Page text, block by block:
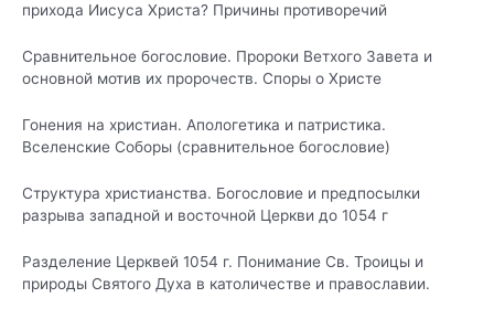
прихода Иисуса Христа? Причины противоречий
Сравнительное богословие. Пророки Ветхого Завета и
основной мотив их пророчеств. Споры о Христе
Гонения на христиан. Апологетика и патристика.
Вселенские Соборы (сравнительное богословие)
Структура христианства. Богословие и предпосылки
разрыва западной и восточной Церкви до 1054 г
Разделение Церквей 1054 г. Понимание Св. Троицы и
природы Святого Духа в католичестве и православии.